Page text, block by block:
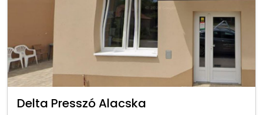
Delta Presszó Alacska